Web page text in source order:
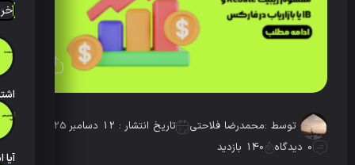
تاریخ
توسط :محمدرضا فلاحتی
تاریخ انتشار : 12 دسامبر 2025
0 دیدگاه
140 بازدید